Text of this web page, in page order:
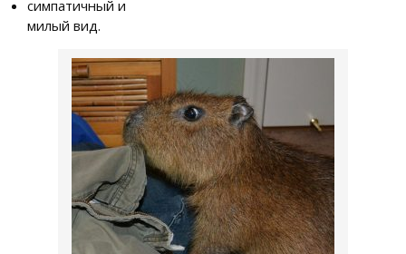
симпатичный и
милый вид.